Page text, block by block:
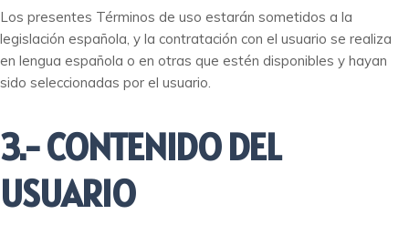
Los presentes Términos de uso estarán sometidos a la
legislación española, y la contratación con el usuario se realiza
en lengua española o en otras que estén disponibles y hayan
sido seleccionadas por el usuario.
3.- CONTENIDO DEL
USUARIO